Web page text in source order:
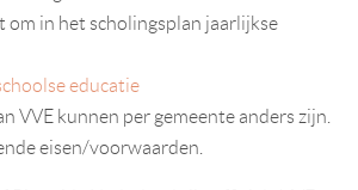
om in het scholingsplan jaarlijkse
educatie
VVE kunnen per gemeente anders zijn.
eisen/voorwaarden.